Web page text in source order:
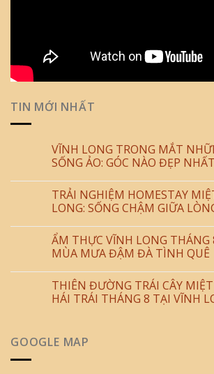
TIN MỚI NHẤT
VĨNH LONG TRONG MẮT
SỐNG ẢO: GÓC NÀO ĐẸP
TRẢI NGHIỆM HOMESTAY
LONG: SỐNG CHẬM GIỮA
ẨM THỰC VĨNH LONG THÁNG
MÙA MƯA ĐẬM ĐÀ TÌNH QUÊ
THIÊN ĐƯỜNG TRÁI CÂY
HÁI TRÁI THÁNG 8 TẠI VĨNH
GOOGLE MAP